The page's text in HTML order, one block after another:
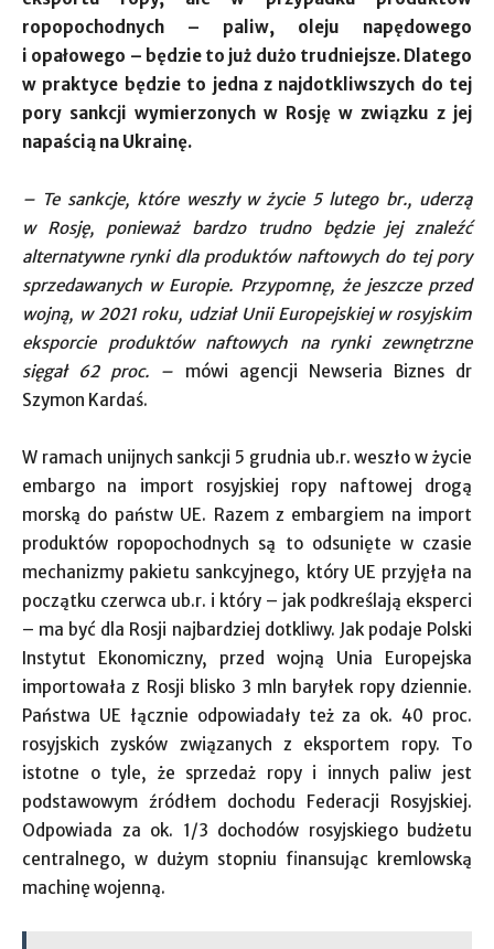
ropopochodnych – paliw, oleju napędowego
i opałowego – będzie to już dużo trudniejsze. Dlatego
w praktyce będzie to jedna z najdotkliwszych do tej
pory sankcji wymierzonych w Rosję w związku z jej
napaścią na Ukrainę.
– Te sankcje, które weszły w życie 5 lutego br., uderzą
w Rosję, ponieważ bardzo trudno będzie jej znaleźć
alternatywne rynki dla produktów naftowych do tej pory
sprzedawanych w Europie. Przypomnę, że jeszcze przed
wojną, w 2021 roku, udział Unii Europejskiej w rosyjskim
eksporcie produktów naftowych na rynki zewnętrzne
sięgał 62 proc. – mówi agencji Newseria Biznes dr
Szymon Kardaś.
W ramach unijnych sankcji 5 grudnia ub.r. weszło w życie
embargo na import rosyjskiej ropy naftowej drogą
morską do państw UE. Razem z embargiem na import
produktów ropopochodnych są to odsunięte w czasie
mechanizmy pakietu sankcyjnego, który UE przyjęła na
początku czerwca ub.r. i który – jak podkreślają eksperci
– ma być dla Rosji najbardziej dotkliwy. Jak podaje Polski
Instytut Ekonomiczny, przed wojną Unia Europejska
importowała z Rosji blisko 3 mln baryłek ropy dziennie.
Państwa UE łącznie odpowiadały też za ok. 40 proc.
rosyjskich zysków związanych z eksportem ropy. To
istotne o tyle, że sprzedaż ropy i innych paliw jest
podstawowym źródłem dochodu Federacji Rosyjskiej.
Odpowiada za ok. 1/3 dochodów rosyjskiego budżetu
centralnego, w dużym stopniu finansując kremlowską
machinę wojenną.